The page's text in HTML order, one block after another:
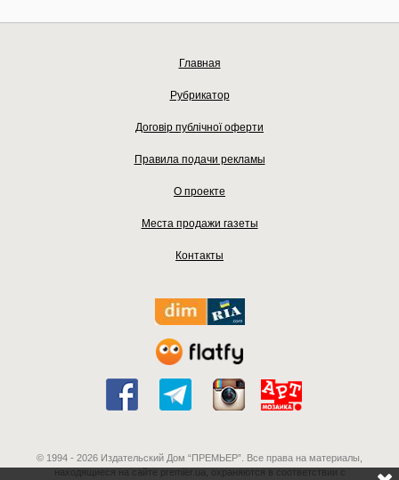
Главная
Рубрикатор
Договір публічної оферти
Правила подачи рекламы
О проекте
Места продажи газеты
Контакты
© 1994 - 2026 Издательский Дом “ПРЕМЬЕР”. Все права на материалы,
находящиеся на сайте premier.ua, охраняются в соответствии с